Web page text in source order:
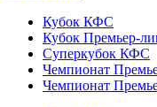
Кубок КФС
Кубок Премьер-
Суперкубок КФС
Чемпионат
Чемпионат